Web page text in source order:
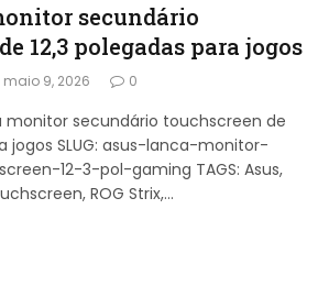
secundário
12,3 polegadas para jogos
maio 9, 2026 0
monitor secundário touchscreen de
jogos SLUG: asus-lanca-monitor-
12-3-pol-gaming TAGS: Asus,
ROG Strix,…